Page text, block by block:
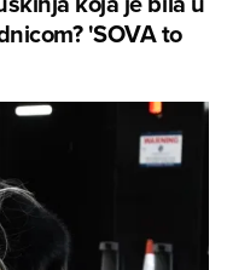
'SOVA to